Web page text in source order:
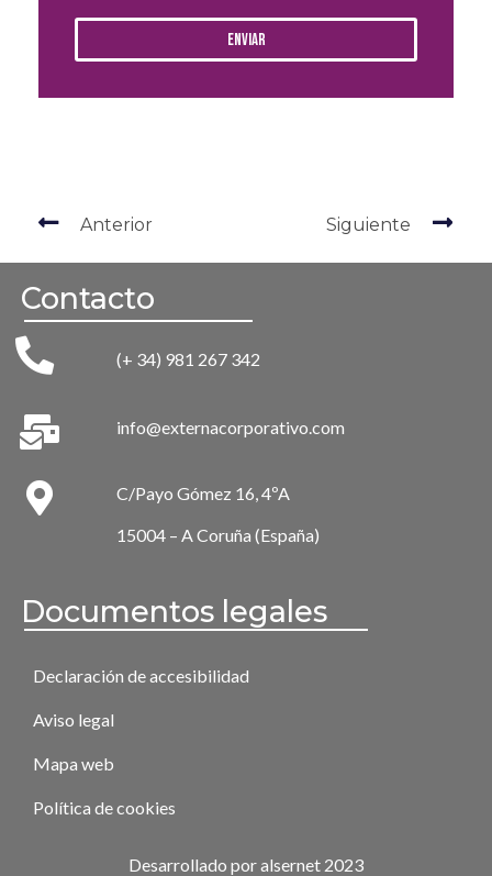
Enviar
Anterior Siguiente
Contacto
(+ 34) 981 267 342
info@externacorporativo.com
C/Payo Gómez 16, 4ºA
15004 – A Coruña (España)
Documentos legales
Declaración de accesibilidad
Aviso legal
Mapa web
Política de cookies
Desarrollado por alsernet 2023